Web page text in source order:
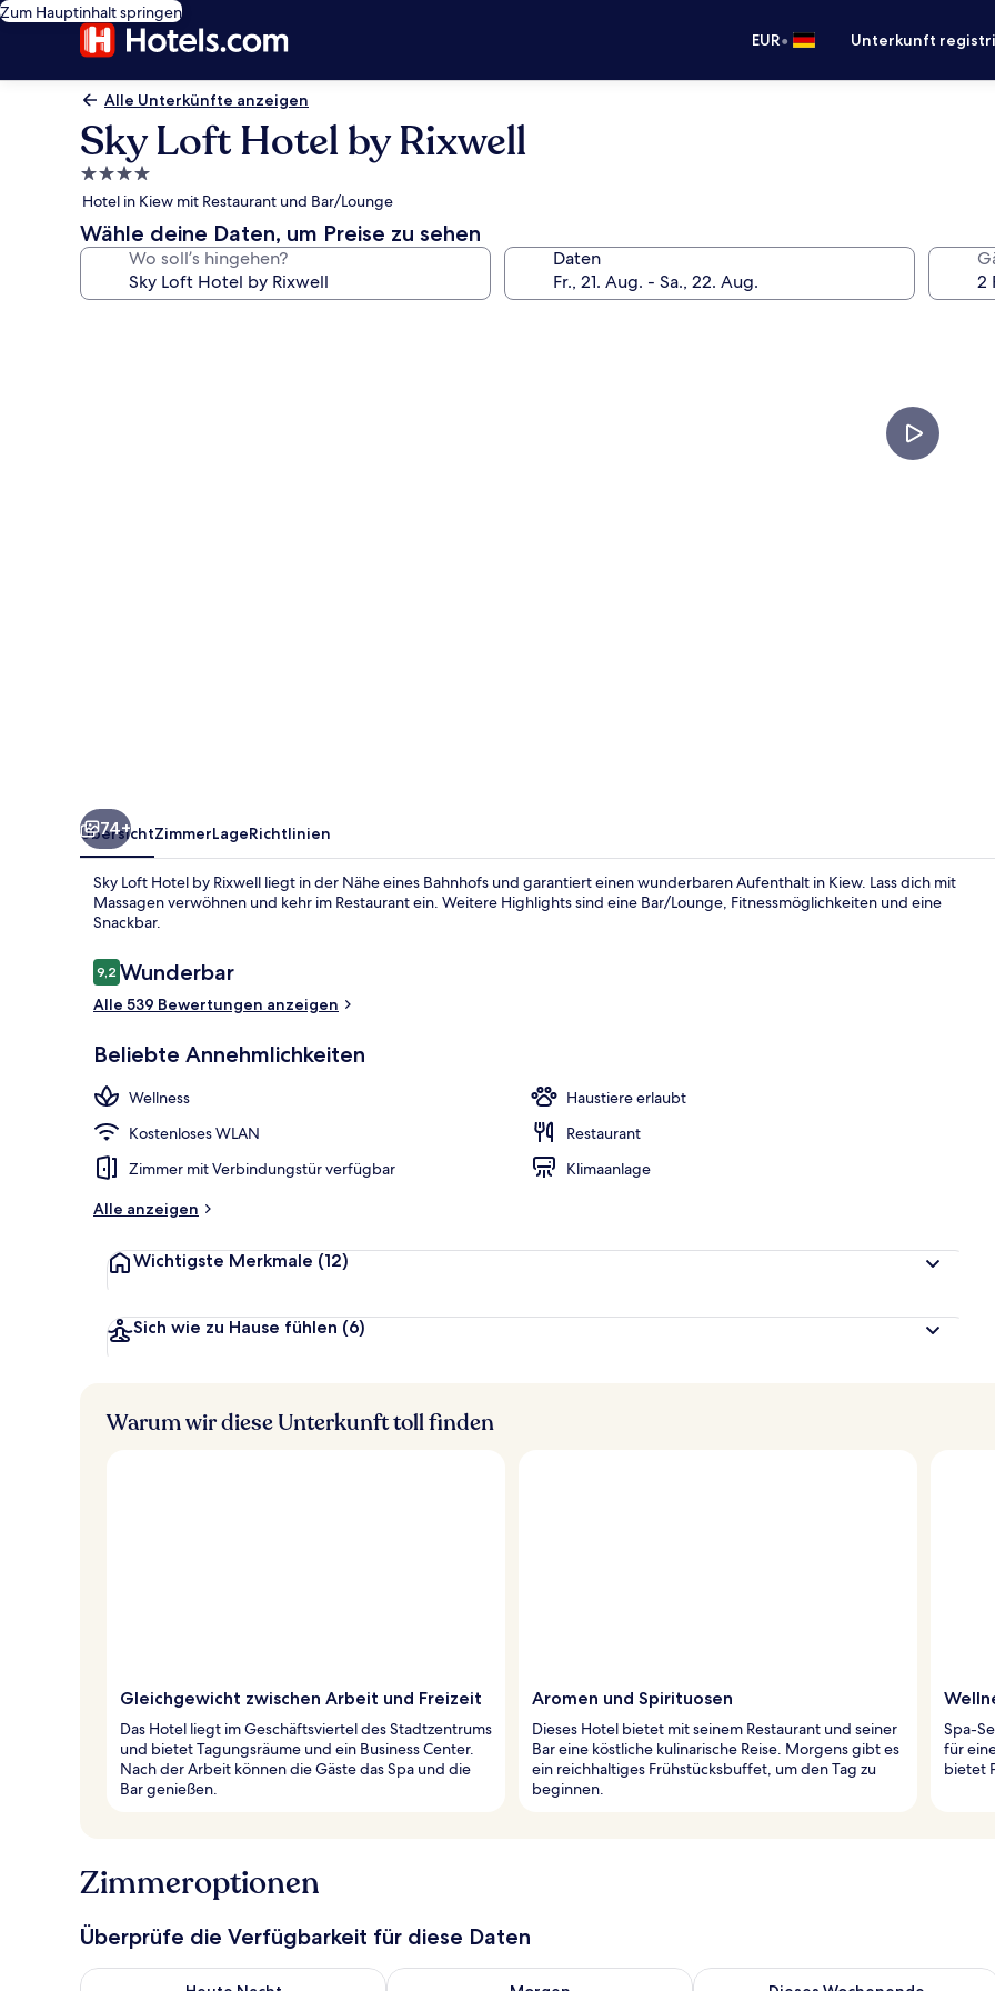
Zum Hauptinhalt springen
EUR• Unterkunft
Alle Unterkünfte anzeigen
Sky Loft Hotel by Rixwell
4.0-
Sterne-
Unterkunft
Hotel in Kiew mit Restaurant und Bar/Lounge
Wähle deine Daten, um Preise zu sehen
Wo soll’s hingehen? Daten
74+
ÜbersichtZimmerLageRichtlinien
Sky Loft Hotel by Rixwell liegt in der Nähe eines Bahnhofs und garantiert einen wunderbaren Aufenthalt in Kiew. Lass dich mit
Massagen verwöhnen und kehr im Restaurant ein. Weitere Highlights sind eine Bar/Lounge, Fitnessmöglichkeiten und eine
Snackbar.
Bewertungen
9,29,2 von 10.
Wunderbar
Alle 539 Bewertungen anzeigen
Beliebte Annehmlichkeiten
Wellness
Haustiere erlaubt
Kostenloses WLAN
Restaurant
Zimmer mit Verbindungstür verfügbar
Klimaanlage
Alle anzeigen
Wichtigste Merkmale (12)
Sich wie zu Hause fühlen (6)
Warum wir diese Unterkunft toll finden
Gleichgewicht zwischen Arbeit und Freizeit
Das Hotel liegt im Geschäftsviertel des Stadtzentrums
und bietet Tagungsräume und ein Business Center.
Nach der Arbeit können die Gäste das Spa und die
Bar genießen.
Aromen und Spirituosen
Dieses Hotel bietet mit seinem Restaurant und seiner
Bar eine köstliche kulinarische Reise. Morgens gibt es
ein reichhaltiges Frühstücksbuffet, um den Tag zu
beginnen.
Spa-
für
bietet
Zimmeroptionen
Überprüfe die Verfügbarkeit für diese Daten
Überprüfe die Verfügbarkeit für heute Nacht, Aug. 7 - Aug. 8.Überprüfe die Verfügbarkeit für morgen, Aug. 8 - Aug. 9.
Überprüfe die Verfügbarkeit für